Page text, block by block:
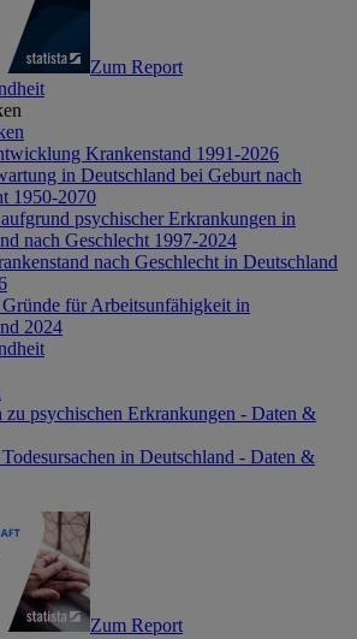
Zum Report
Krankenstand 1991-2026
in Deutschland bei Geburt nach
1950-2070
psychischer Erkrankungen in
nach Geschlecht 1997-2024
nach Geschlecht in Deutschland
für Arbeitsunfähigkeit in
2024
zu psychischen Erkrankungen - Daten &
in Deutschland - Daten &
Zum Report